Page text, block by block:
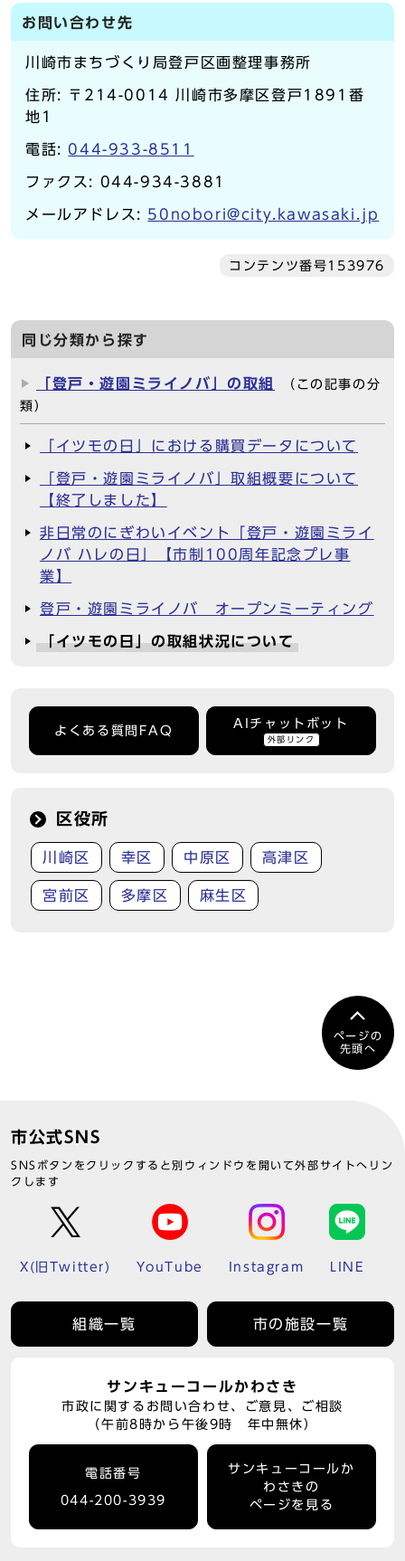
お問い合わせ先
川崎市まちづくり局登戸区画整理事務所
住所: 〒214-0014 川崎市多摩区登戸1891番
地1
電話: 044-933-8511
ファクス: 044-934-3881
メールアドレス: 50nobori@city.kawasaki.jp
コンテンツ番号153976
同じ分類から探す
「登戸・遊園ミライノバ」の取組
（この記事の分
類）
「イツモの日」における購買データについて
「登戸・遊園ミライノバ」取組概要について
【終了しました】
非日常のにぎわいイベント「登戸・遊園ミライ
ノバ ハレの日」【市制100周年記念プレ事
業】
登戸・遊園ミライノバ オープンミーティング
「イツモの日」の取組状況について
よくある質問FAQ
AIチャットボット
外部リンク
区役所
川崎区 幸区 中原区 高津区
宮前区 多摩区 麻生区
ページの
先頭へ
市公式SNS
SNSボタンをクリックすると別ウィンドウを開いて外部サイトへリン
クします
X(旧Twitter) YouTube Instagram LINE
組織一覧 市の施設一覧
サンキューコールかわさき
市政に関するお問い合わせ、ご意見、ご相談
（午前8時から午後9時 年中無休）
電話番号
044-200-3939
サンキューコールか
わさきの
ページを見る